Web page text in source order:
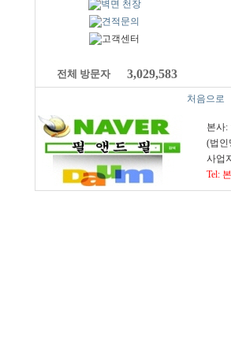
전체 방문자 3,029,583
처음으로
본사:
(법인
사업
Tel: